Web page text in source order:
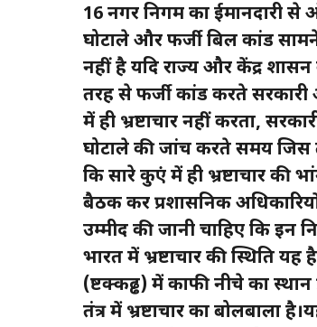
16 नगर निगम का ईमानदारी
घोटाले और फर्जी बिल कांड
नहीं है यदि राज्य और केंद्र
तरह से फर्जी कांड करते सरकारी
में ही भ्रष्टाचार नहीं करता,
घोटाले की जांच करते समय जिस
कि सारे कुएं में ही भ्रष्टाचार की
बैठक कर प्रशासनिक
उम्मीद की जानी चाहिए कि इन
भारत में भ्रष्टाचार की स्थिति यह
(ष्टक्कढ्ढ) में काफी नीचे का
तंत्र में भ्रष्टाचार का बोलबाला